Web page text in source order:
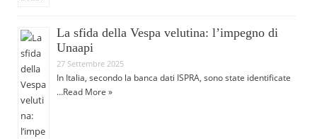
La sfida della Vespa velutina: l’impegno di
Unaapi
27 Settembre 2025
In Italia, secondo la banca dati ISPRA, sono state identificate
…Read More »